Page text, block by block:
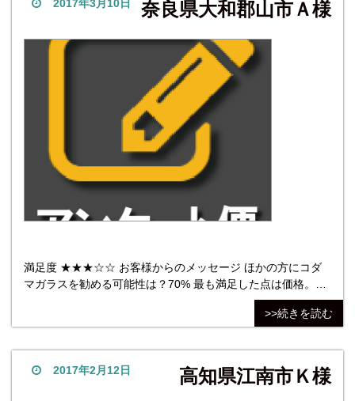
2017年3月10日 奈良県大和郡山市Ａ様
満足度 ★★★☆☆ お客様からのメッセージ ほかの方にコダ
マガラスを勧める可能性は？70% 最も満足した点は価格。最
も不満だった点は、クランプは同型がアマゾンで700円程度で
>>続きを読む
2017年2月12日 高知県江南市Ｋ様